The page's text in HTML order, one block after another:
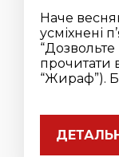
Наче
усміхнені
прочитати
“Жираф”).